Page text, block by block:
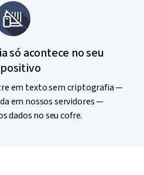
só acontece no seu
em texto sem criptografia —
em nossos servidores —
dados no seu cofre.